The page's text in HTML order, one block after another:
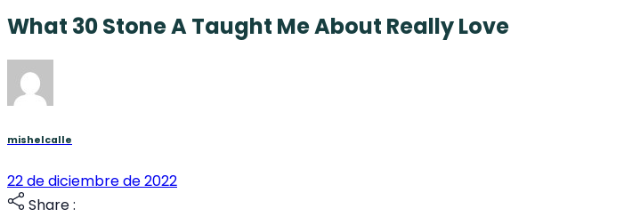
What 30 Stone A Taught Me About Really Love
mishelcalle
22 de diciembre de 2022
Share :